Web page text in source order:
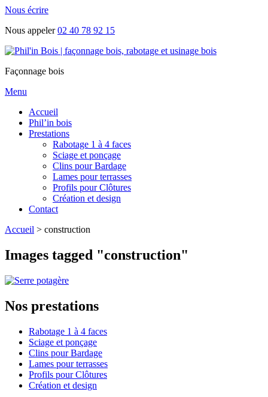
Nous écrire
Nous appeler02 40 78 92 15
Façonnage bois
Menu
Accueil
Phil’in bois
Prestations
Rabotage 1 à 4 faces
Sciage et ponçage
Clins pour Bardage
Lames pour terrasses
Profils pour Clôtures
Création et design
Contact
Accueil > construction
Images tagged "construction"
Nos prestations
Rabotage 1 à 4 faces
Sciage et ponçage
Clins pour Bardage
Lames pour terrasses
Profils pour Clôtures
Création et design